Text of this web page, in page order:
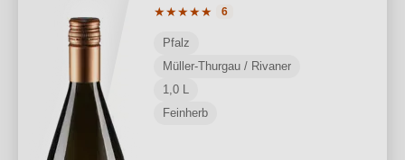
★★★★★
Durchschnittliche Bewertung von 5
6
Pfalz
Müller-Thurgau / Rivaner
1,0 L
Feinherb